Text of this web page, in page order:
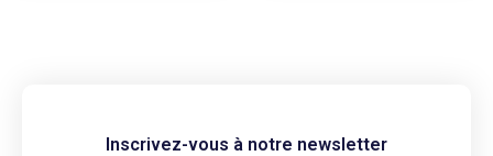
Inscrivez-vous à notre newsletter